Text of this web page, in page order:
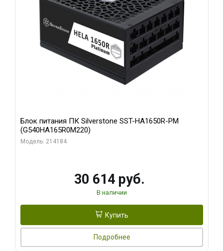
Блок питания ПК Silverstone SST-HA1650R-PM
(G540HA165R0M220)
Модель: 214184
30 614 руб.
В наличии
Купить
Подробнее